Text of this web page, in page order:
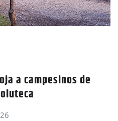
a campesinos de